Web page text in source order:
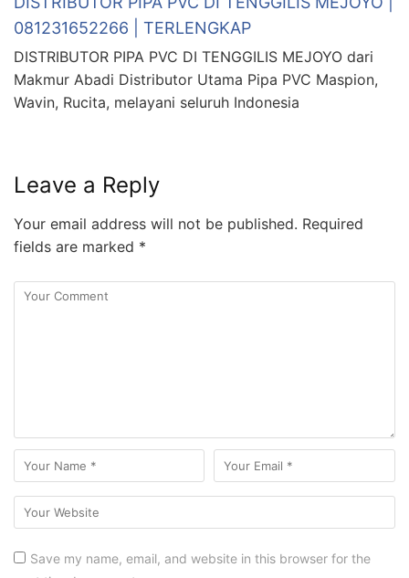
081231652266 | TERLENGKAP
DISTRIBUTOR PIPA PVC DI TENGGILIS MEJOYO dari
Makmur Abadi Distributor Utama Pipa PVC Maspion,
Wavin, Rucita, melayani seluruh Indonesia
Leave a Reply
Your email address will not be published. Required
fields are marked *
Save my name, email, and website in this browser for the